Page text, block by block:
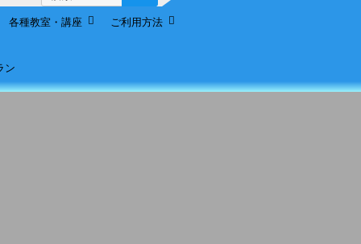
各種教室・講座 ご利用方法
ン